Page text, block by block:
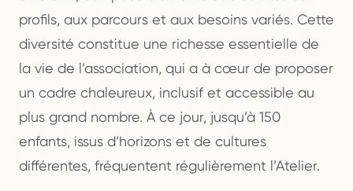
profils, aux parcours et aux besoins variés. Cette
diversité constitue une richesse essentielle de
la vie de l’association, qui a à cœur de proposer
un cadre chaleureux, inclusif et accessible au
plus grand nombre. À ce jour, jusqu’à 150
enfants, issus d’horizons et de cultures
différentes, fréquentent régulièrement l’Atelier.